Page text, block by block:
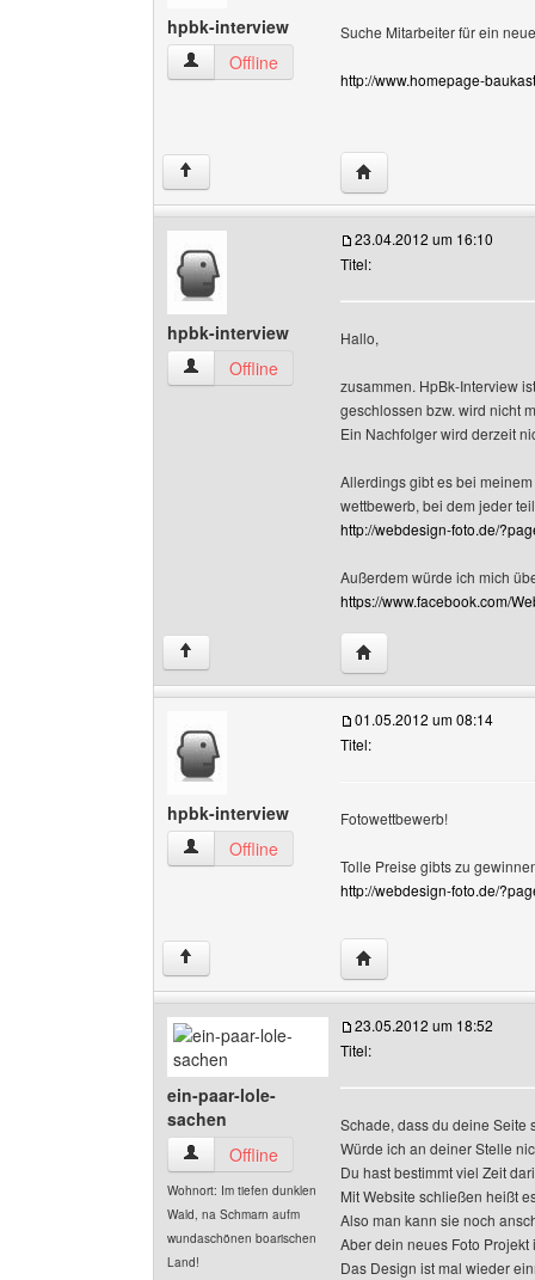
hpbk-interview
hpbk-interview Benutzer-Profile anzeigen
Offline
Suche Mitarbeiter für ein
http://www.homepage-
↑ Website dieses
hpbk-interview
hpbk-interview Benutzer-Profile anzeigen
Offline
23.04.2012 um 16:10
Titel:
Hallo,
zusammen. HpBk-Interview
geschlossen bzw. wird nicht
Ein Nachfolger wird derzeit
Allerdings gibt es bei
wettbewerb, bei dem jeder
http://webdesign-foto.de/
Außerdem würde ich mich
https://www.facebook.com/
↑ Website dieses
hpbk-interview
hpbk-interview Benutzer-Profile anzeigen
Offline
01.05.2012 um 08:14
Titel:
Fotowettbewerb!
Tolle Preise gibts zu
http://webdesign-foto.de/
↑ Website dieses
ein-paar-lole-
sachen
ein-paar-lole-sachen Benutzer-Profile anzeigen
Offline
Wohnort: Im tiefen dunklen
Wald, na Schmarn aufm
wundaschönen boarischen
Land!
23.05.2012 um 18:52
Titel:
Schade, dass du deine Seite
Würde ich an deiner Stelle
Du hast bestimmt viel Zeit
Mit Website schließen heißt
Also man kann sie noch
Aber dein neues Foto Projekt
Das Design ist mal wieder